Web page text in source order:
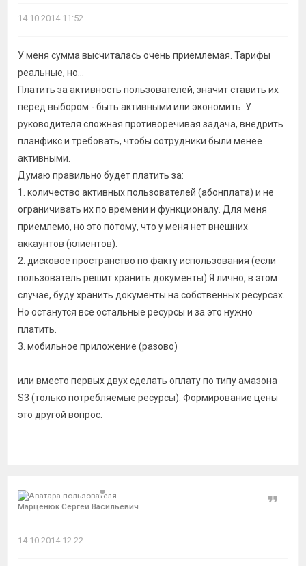
14.10.2014 11:52
У меня сумма высчиталась очень приемлемая. Тарифы
реальные, но...
Платить за активность пользователей, значит ставить их
перед выбором - быть активными или экономить. У
руководителя сложная противоречивая задача, внедрить
планфикс и требовать, чтобы сотрудники были менее
активными.
Думаю правильно будет платить за:
1. количество активных пользователей (абонплата) и не
ограничивать их по времени и функционалу. Для меня
приемлемо, но это потому, что у меня нет внешних
аккаунтов (клиентов).
2. дисковое пространство по факту использования (если
пользователь решит хранить документы) Я лично, в этом
случае, буду хранить документы на собственных ресурсах.
Но останутся все остальные ресурсы и за это нужно
платить.
3. мобильное приложение (разово)
или вместо первых двух сделать оплату по типу амазона
S3 (только потребляемые ресурсы). Формирование цены
это другой вопрос.
Марценюк Сергей Васильевич
Цитата
14.10.2014 12:22